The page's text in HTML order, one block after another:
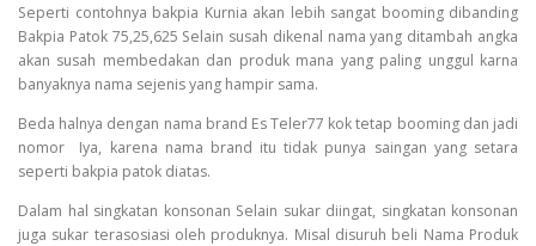
Seperti contohnya bakpia Kurnia akan lebih sangat booming dibanding
Bakpia Patok 75,25,625 Selain susah dikenal nama yang ditambah angka
akan susah membedakan dan produk mana yang paling unggul karna
banyaknya nama sejenis yang hampir sama.
Beda halnya dengan nama brand Es Teler77 kok tetap booming dan jadi
nomor Iya, karena nama brand itu tidak punya saingan yang setara
seperti bakpia patok diatas.
Dalam hal singkatan konsonan Selain sukar diingat, singkatan konsonan
juga sukar terasosiasi oleh produknya. Misal disuruh beli Nama Produk